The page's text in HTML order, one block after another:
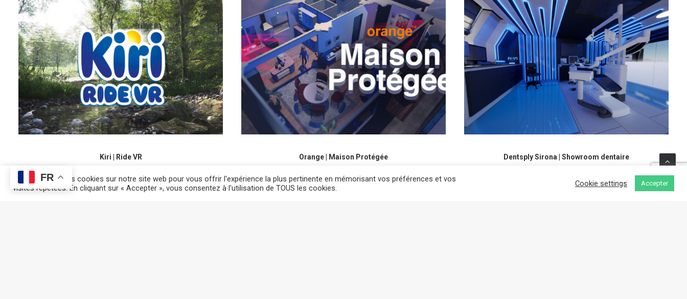
Kiri | Ride VR Orange | Maison Protégée Dentsply Sirona | Showroom dentaire
Nous utilisons des cookies sur notre site web pour vous offrir l'expérience la plus pertinente en mémorisant vos préférences et vos
visites répétées. En cliquant sur « Accepter », vous consentez à l'utilisation de TOUS les cookies.
Cookie settings Accepter
FR